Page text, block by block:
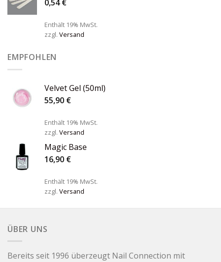
0,54€
Enthält 19% MwSt.
zzgl. Versand
EMPFOHLEN
Velvet Gel (50ml)
55,90 €
Enthält 19% MwSt.
zzgl. Versand
Magic Base
16,90 €
Enthält 19% MwSt.
zzgl. Versand
ÜBER UNS
Bereits seit 1996 überzeugt Nail Connection mit